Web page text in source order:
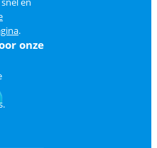
.
onze